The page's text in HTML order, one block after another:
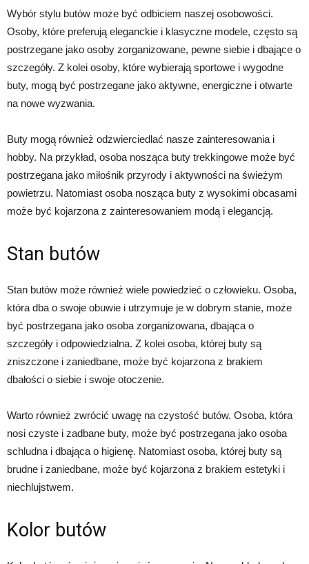
Wybór stylu butów może być odbiciem naszej osobowości.
Osoby, które preferują eleganckie i klasyczne modele, często są
postrzegane jako osoby zorganizowane, pewne siebie i dbające o
szczegóły. Z kolei osoby, które wybierają sportowe i wygodne
buty, mogą być postrzegane jako aktywne, energiczne i otwarte
na nowe wyzwania.
Buty mogą również odzwierciedlać nasze zainteresowania i
hobby. Na przykład, osoba nosząca buty trekkingowe może być
postrzegana jako miłośnik przyrody i aktywności na świeżym
powietrzu. Natomiast osoba nosząca buty z wysokimi obcasami
może być kojarzona z zainteresowaniem modą i elegancją.
Stan butów
Stan butów może również wiele powiedzieć o człowieku. Osoba,
która dba o swoje obuwie i utrzymuje je w dobrym stanie, może
być postrzegana jako osoba zorganizowana, dbająca o
szczegóły i odpowiedzialna. Z kolei osoba, której buty są
zniszczone i zaniedbane, może być kojarzona z brakiem
dbałości o siebie i swoje otoczenie.
Warto również zwrócić uwagę na czystość butów. Osoba, która
nosi czyste i zadbane buty, może być postrzegana jako osoba
schludna i dbająca o higienę. Natomiast osoba, której buty są
brudne i zaniedbane, może być kojarzona z brakiem estetyki i
niechlujstwem.
Kolor butów